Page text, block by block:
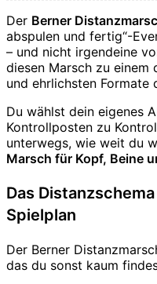
Der Berner
abspulen und fertig“-
– und nicht irgendeine
diesen Marsch zu einem
und ehrlichsten Formate
Du wählst dein eigenes
Kontrollposten zu
unterwegs, wie weit du
Marsch für Kopf, Beine
Das
Spielplan
Der Berner
das du sonst kaum